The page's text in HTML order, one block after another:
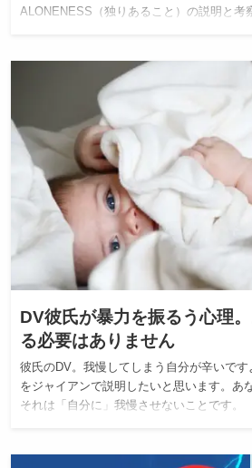
ALONENESS（独りあること）の説明と考
DV彼氏が暴力を振るう心理
る必要はありません
彼氏のDV。我慢してしまう自分が辛いで
をジャイアンで説明したいと思います。あ
それは「自分に」我慢させないことです。